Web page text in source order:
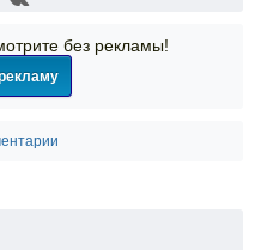
без рекламы!